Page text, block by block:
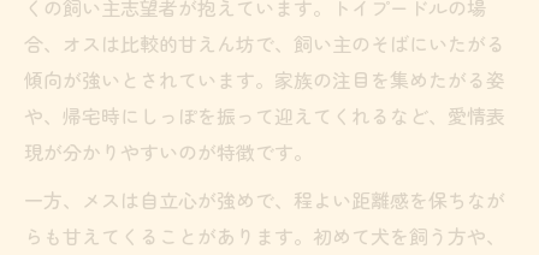
くの飼い主志望者が抱えています。トイプードルの場
合、オスは比較的甘えん坊で、飼い主のそばにいたがる
傾向が強いとされています。家族の注目を集めたがる姿
や、帰宅時にしっぽを振って迎えてくれるなど、愛情表
現が分かりやすいのが特徴です。
一方、メスは自立心が強めで、程よい距離感を保ちなが
らも甘えてくることがあります。初めて犬を飼う方や、